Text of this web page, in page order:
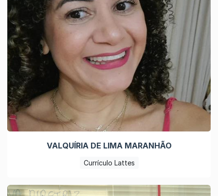
VALQUÍRIA DE LIMA MARANHÃO
Currículo Lattes